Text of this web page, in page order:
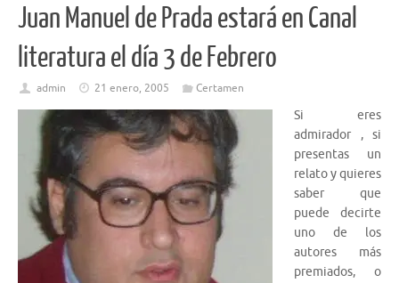
Juan Manuel de Prada estará en Canal
literatura el día 3 de Febrero
admin 21 enero, 2005 Certamen
Si eres
admirador , si
presentas un
relato y quieres
saber que
puede decirte
uno de los
autores más
premiados, o